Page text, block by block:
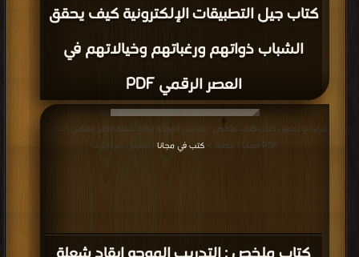
كتاب جيل التطبيقات الإلكترونية كيف يحقق
الشباب ذواتهم ورغباتهم وخيالاتهم في
العصر الرقمي PDF
قراءة و تحميل كتاب كتاب ملخص : التدريب الموجه إيقاد شعلة التميز لتمكين الآخرين
PDF مجانا | مكتبة >
كتب في مجانا | التحميل : مرة/مرات